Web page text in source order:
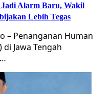
Jadi Alarm Baru, Wakil
Lebih Tegas
– Penanganan Human
Jawa Tengah